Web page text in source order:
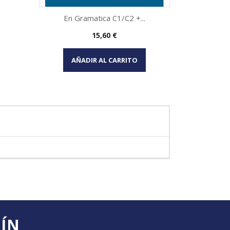
Vista rápida
En Gramatica C1/C2 +...
Precio
15,60 €
AÑADIR AL CARRITO